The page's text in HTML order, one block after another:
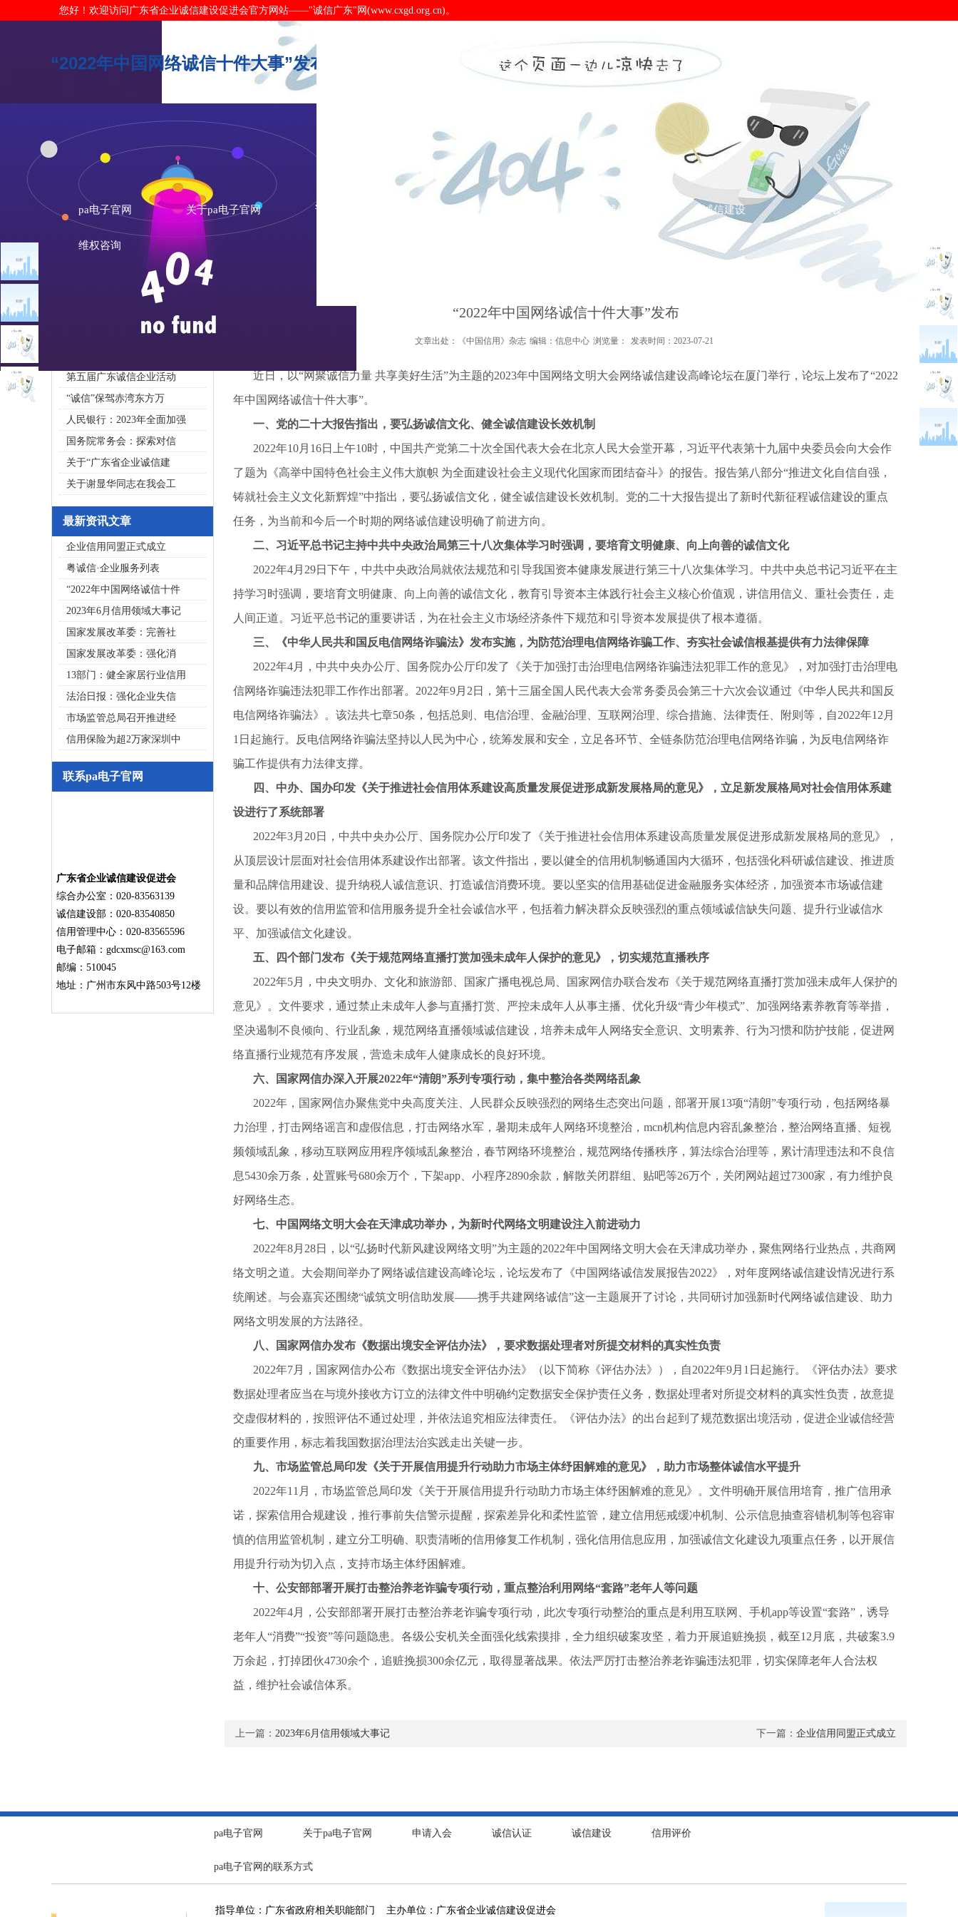
您好！欢迎访问广东省企业诚信建设促进会官方网站——"诚信广东"网(www.cxgd.org.cn)。
“2022年中国网络诚信十件大事”发布-pa电子官网
pa电子官网 关于pa电子官网 诚信广东 诚信认证 诚信建设 信用建设
维权咨询
广州市发展改革委关于做
重大突发公共卫生事件一
2020广东省守合同重信用企
第五届广东诚信企业活动
“诚信”保驾赤湾东方万
人民银行：2023年全面加强
国务院常务会：探索对信
关于“广东省企业诚信建
关于谢显华同志在我会工
最新资讯文章
企业信用同盟正式成立
粤诚信·企业服务列表
“2022年中国网络诚信十件
2023年6月信用领域大事记
国家发展改革委：完善社
国家发展改革委：强化消
13部门：健全家居行业信用
法治日报：强化企业失信
市场监管总局召开推进经
信用保险为超2万家深圳中
联系pa电子官网
广东省企业诚信建设促进会
综合办公室：020-83563139
诚信建设部：020-83540850
信用管理中心：020-83565596
电子邮箱： gdcxmsc@163.com
邮编：510045
地址：广州市东风中路503号12楼
您的位置： >诚信新闻 诚信新闻
“2022年中国网络诚信十件大事”发布
文章出处：《中国信用》杂志 编辑：信息中心 浏览量： 发表时间：2023-07-21
近日，以“网聚诚信力量 共享美好生活”为主题的2023年中国网络文明大会网络诚信建设高峰论坛在厦门举行，论坛上发布了“2022
年中国网络诚信十件大事”。
一、党的二十大报告指出，要弘扬诚信文化、健全诚信建设长效机制
2022年10月16日上午10时，中国共产党第二十次全国代表大会在北京人民大会堂开幕，习近平代表第十九届中央委员会向大会作
了题为《高举中国特色社会主义伟大旗帜 为全面建设社会主义现代化国家而团结奋斗》的报告。报告第八部分“推进文化自信自强，
铸就社会主义文化新辉煌”中指出，要弘扬诚信文化，健全诚信建设长效机制。党的二十大报告提出了新时代新征程诚信建设的重点
任务，为当前和今后一个时期的网络诚信建设明确了前进方向。
二、习近平总书记主持中共中央政治局第三十八次集体学习时强调，要培育文明健康、向上向善的诚信文化
2022年4月29日下午，中共中央政治局就依法规范和引导我国资本健康发展进行第三十八次集体学习。中共中央总书记习近平在主
持学习时强调，要培育文明健康、向上向善的诚信文化，教育引导资本主体践行社会主义核心价值观，讲信用信义、重社会责任，走
人间正道。习近平总书记的重要讲话，为在社会主义市场经济条件下规范和引导资本发展提供了根本遵循。
三、《中华人民共和国反电信网络诈骗法》发布实施，为防范治理电信网络诈骗工作、夯实社会诚信根基提供有力法律保障
2022年4月，中共中央办公厅、国务院办公厅印发了《关于加强打击治理电信网络诈骗违法犯罪工作的意见》，对加强打击治理电
信网络诈骗违法犯罪工作作出部署。2022年9月2日，第十三届全国人民代表大会常务委员会第三十六次会议通过《中华人民共和国反
电信网络诈骗法》。该法共七章50条，包括总则、电信治理、金融治理、互联网治理、综合措施、法律责任、附则等，自2022年12月
1日起施行。反电信网络诈骗法坚持以人民为中心，统筹发展和安全，立足各环节、全链条防范治理电信网络诈骗，为反电信网络诈
骗工作提供有力法律支撑。
四、中办、国办印发《关于推进社会信用体系建设高质量发展促进形成新发展格局的意见》，立足新发展格局对社会信用体系建
设进行了系统部署
2022年3月20日，中共中央办公厅、国务院办公厅印发了《关于推进社会信用体系建设高质量发展促进形成新发展格局的意见》，
从顶层设计层面对社会信用体系建设作出部署。该文件指出，要以健全的信用机制畅通国内大循环，包括强化科研诚信建设、推进质
量和品牌信用建设、提升纳税人诚信意识、打造诚信消费环境。要以坚实的信用基础促进金融服务实体经济，加强资本市场诚信建
设。要以有效的信用监管和信用服务提升全社会诚信水平，包括着力解决群众反映强烈的重点领域诚信缺失问题、提升行业诚信水
平、加强诚信文化建设。
五、四个部门发布《关于规范网络直播打赏加强未成年人保护的意见》，切实规范直播秩序
2022年5月，中央文明办、文化和旅游部、国家广播电视总局、国家网信办联合发布《关于规范网络直播打赏加强未成年人保护的
意见》。文件要求，通过禁止未成年人参与直播打赏、严控未成年人从事主播、优化升级“青少年模式”、加强网络素养教育等举措，
坚决遏制不良倾向、行业乱象，规范网络直播领域诚信建设，培养未成年人网络安全意识、文明素养、行为习惯和防护技能，促进网
络直播行业规范有序发展，营造未成年人健康成长的良好环境。
六、国家网信办深入开展2022年“清朗”系列专项行动，集中整治各类网络乱象
2022年，国家网信办聚焦党中央高度关注、人民群众反映强烈的网络生态突出问题，部署开展13项“清朗”专项行动，包括网络暴
力治理，打击网络谣言和虚假信息，打击网络水军，暑期未成年人网络环境整治，mcn机构信息内容乱象整治，整治网络直播、短视
频领域乱象，移动互联网应用程序领域乱象整治，春节网络环境整治，规范网络传播秩序，算法综合治理等，累计清理违法和不良信
息5430余万条，处置账号680余万个，下架app、小程序2890余款，解散关闭群组、贴吧等26万个，关闭网站超过7300家，有力维护良
好网络生态。
七、中国网络文明大会在天津成功举办，为新时代网络文明建设注入前进动力
2022年8月28日，以“弘扬时代新风建设网络文明”为主题的2022年中国网络文明大会在天津成功举办，聚焦网络行业热点，共商网
络文明之道。大会期间举办了网络诚信建设高峰论坛，论坛发布了《中国网络诚信发展报告2022》，对年度网络诚信建设情况进行系
统阐述。与会嘉宾还围绕“诚筑文明信助发展——携手共建网络诚信”这一主题展开了讨论，共同研讨加强新时代网络诚信建设、助力
网络文明发展的方法路径。
八、国家网信办发布《数据出境安全评估办法》，要求数据处理者对所提交材料的真实性负责
2022年7月，国家网信办公布《数据出境安全评估办法》（以下简称《评估办法》），自2022年9月1日起施行。《评估办法》要求
数据处理者应当在与境外接收方订立的法律文件中明确约定数据安全保护责任义务，数据处理者对所提交材料的真实性负责，故意提
交虚假材料的，按照评估不通过处理，并依法追究相应法律责任。《评估办法》的出台起到了规范数据出境活动，促进企业诚信经营
的重要作用，标志着我国数据治理法治实践走出关键一步。
九、市场监管总局印发《关于开展信用提升行动助力市场主体纾困解难的意见》，助力市场整体诚信水平提升
2022年11月，市场监管总局印发《关于开展信用提升行动助力市场主体纾困解难的意见》。文件明确开展信用培育，推广信用承
诺，探索信用合规建设，推行事前失信警示提醒，探索差异化和柔性监管，建立信用惩戒缓冲机制、公示信息抽查容错机制等包容审
慎的信用监管机制，建立分工明确、职责清晰的信用修复工作机制，强化信用信息应用，加强诚信文化建设九项重点任务，以开展信
用提升行动为切入点，支持市场主体纾困解难。
十、公安部部署开展打击整治养老诈骗专项行动，重点整治利用网络“套路”老年人等问题
2022年4月，公安部部署开展打击整治养老诈骗专项行动，此次专项行动整治的重点是利用互联网、手机app等设置“套路”，诱导
老年人“消费”“投资”等问题隐患。各级公安机关全面强化线索摸排，全力组织破案攻坚，着力开展追赃挽损，截至12月底，共破案3.9
万余起，打掉团伙4730余个，追赃挽损300余亿元，取得显著战果。依法严厉打击整治养老诈骗违法犯罪，切实保障老年人合法权
益，维护社会诚信体系。
下一篇： 企业信用同盟正式成立
上一篇： 2023年6月信用领域大事记
pa电子官网 关于pa电子官网 申请入会 诚信认证 诚信建设 信用评价
pa电子官网的联系方式
指导单位：广东省政府相关职能部门 主办单位：广东省企业诚信建设促进会